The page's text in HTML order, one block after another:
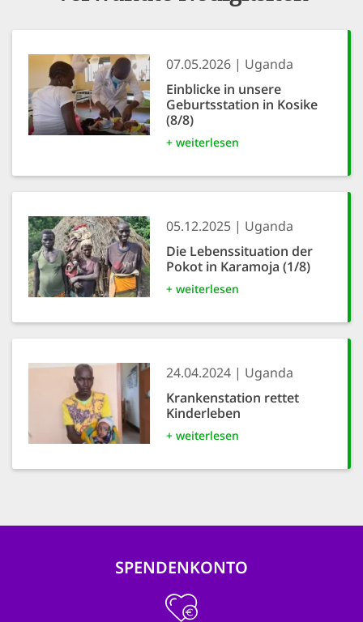
07.05.2026
Uganda
Einblicke in unsere
Geburtsstation in Kosike
(8/8)
+ weiterlesen
05.12.2025
Uganda
Die Lebenssituation der
Pokot in Karamoja (1/8)
+ weiterlesen
24.04.2024
Uganda
Krankenstation rettet
Kinderleben
+ weiterlesen
SPENDENKONTO